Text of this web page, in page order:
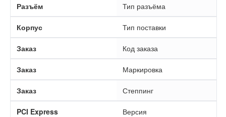
Разъём Тип разъёма
Корпус Тип поставки
Заказ Код заказа
Заказ Маркировка
Заказ Степпинг
PCI Express Версия